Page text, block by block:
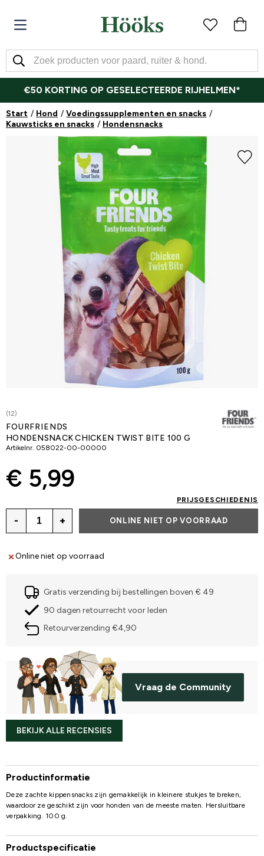
€50 KORTING OP GESELECTEERDE RIJHELMEN*
Start Hond
Voedingssupplementen en snacks
Kauwsticks en snacks
Hondensnacks
(12)
FOURFRIENDS
HONDENSNACK CHICKEN TWIST BITE 100 G
Artikelnr. 058022-00-00000
€ 5,99
PRIJSGESCHIEDENIS
- + ONLINE NIET OP VOORRAAD
Online niet op voorraad
Gratis verzending bij bestellingen boven € 49
90 dagen retourrecht voor leden
Retourverzending €4,90
Vraag de Community
BEKIJK ALLE RECENSIES
Productinformatie
Deze zachte kippensnacks zijn gemakkelijk in kleinere stukjes te breken,
waardoor ze geschikt zijn voor honden van de meeste maten. Hersluitbare
verpakking. 100 g.
Productspecificatie